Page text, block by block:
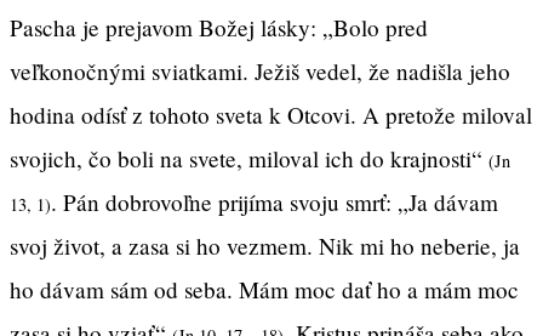
Pascha je prejavom Božej lásky: „Bolo pred
veľkonočnými sviatkami. Ježiš vedel, že nadišla jeho
hodina odísť z tohoto sveta k Otcovi. A pretože miloval
svojich, čo boli na svete, miloval ich do krajnosti“ (Jn
13, 1). Pán dobrovoľne prijíma svoju smrť: „Ja dávam
svoj život, a zasa si ho vezmem. Nik mi ho neberie, ja
ho dávam sám od seba. Mám moc dať ho a mám moc